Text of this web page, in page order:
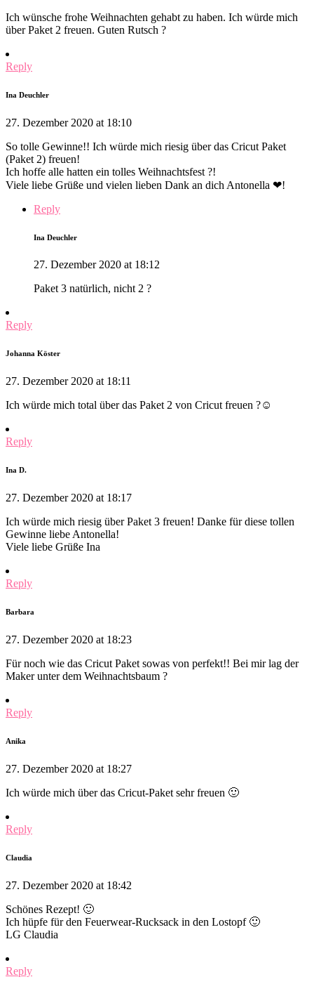
Ich wünsche frohe Weihnachten gehabt zu haben. Ich würde mich
über Paket 2 freuen. Guten Rutsch ?
Reply
Ina Deuchler
27. Dezember 2020 at 18:10
So tolle Gewinne!! Ich würde mich riesig über das Cricut Paket
(Paket 2) freuen!
Ich hoffe alle hatten ein tolles Weihnachtsfest ?!
Viele liebe Grüße und vielen lieben Dank an dich Antonella ❤!
Reply
Ina Deuchler
27. Dezember 2020 at 18:12
Paket 3 natürlich, nicht 2 ?
Reply
Johanna Köster
27. Dezember 2020 at 18:11
Ich würde mich total über das Paket 2 von Cricut freuen ?☺️
Reply
Ina D.
27. Dezember 2020 at 18:17
Ich würde mich riesig über Paket 3 freuen! Danke für diese tollen
Gewinne liebe Antonella!
Viele liebe Grüße Ina
Reply
Barbara
27. Dezember 2020 at 18:23
Für noch wie das Cricut Paket sowas von perfekt!! Bei mir lag der
Maker unter dem Weihnachtsbaum ?
Reply
Anika
27. Dezember 2020 at 18:27
Ich würde mich über das Cricut-Paket sehr freuen 🙂
Reply
Claudia
27. Dezember 2020 at 18:42
Schönes Rezept! 🙂
Ich hüpfe für den Feuerwear-Rucksack in den Lostopf 🙂
LG Claudia
Reply